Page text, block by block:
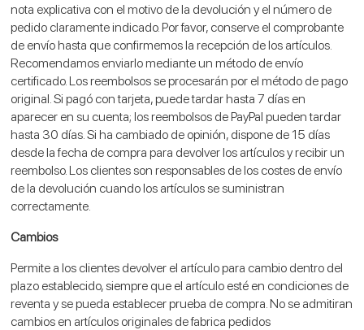
nota explicativa con el motivo de la devolución y el número de
pedido claramente indicado. Por favor, conserve el comprobante
de envío hasta que confirmemos la recepción de los artículos.
Recomendamos enviarlo mediante un método de envío
certificado. Los reembolsos se procesarán por el método de pago
original. Si pagó con tarjeta, puede tardar hasta 7 días en
aparecer en su cuenta; los reembolsos de PayPal pueden tardar
hasta 30 días. Si ha cambiado de opinión, dispone de 15 días
desde la fecha de compra para devolver los artículos y recibir un
reembolso. Los clientes son responsables de los costes de envío
de la devolución cuando los artículos se suministran
correctamente.
Cambios
Permite a los clientes devolver el artículo para cambio dentro del
plazo establecido, siempre que el artículo esté en condiciones de
reventa y se pueda establecer prueba de compra. No se admitiran
cambios en artículos originales de fabrica pedidos